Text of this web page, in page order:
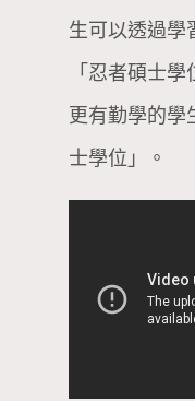
生可以透過學
「忍者碩士
更有勤學的學
士學位」。